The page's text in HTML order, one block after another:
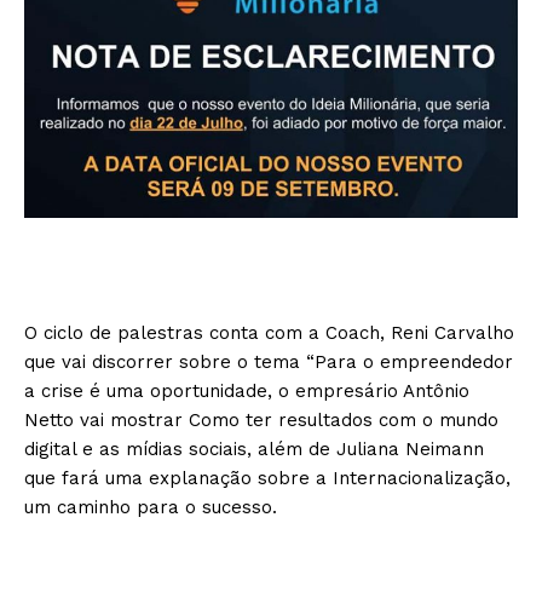
O ciclo de palestras conta com a Coach, Reni Carvalho
que vai discorrer sobre o tema “Para o empreendedor
a crise é uma oportunidade, o empresário Antônio
Netto vai mostrar Como ter resultados com o mundo
digital e as mídias sociais, além de Juliana Neimann
que fará uma explanação sobre a Internacionalização,
um caminho para o sucesso.